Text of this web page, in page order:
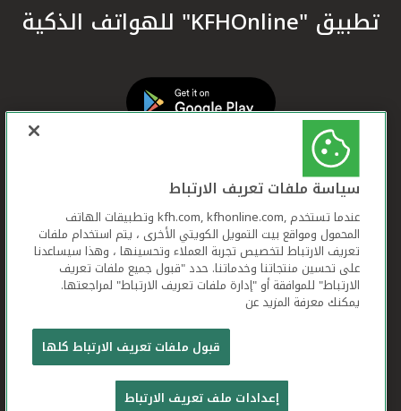
تطبيق "KFHOnline" للهواتف الذكية
بيت التمويل الكويتي جميع الحقوق محفوظة © 2026
شروط وأحكام استخدام الموقع الإلكتروني
تعريف الارتباط بيان الخصوصية
سياسة ملفات تعريف الارتباط
عندما تستخدم ,kfh.com, kfhonline.com وتطبيقات الهاتف
المحمول ومواقع بيت التمويل الكويتي الأخرى ، يتم استخدام ملفات
تعريف الارتباط لتخصيص تجربة العملاء وتحسينها ، وهذا سيساعدنا
على تحسين منتجاتنا وخدماتنا. حدد "قبول جميع ملفات تعريف
الارتباط" للموافقة أو "إدارة ملفات تعريف الارتباط" لمراجعتها.
يمكنك معرفة المزيد عن
قبول ملفات تعريف الارتباط كلها
إعدادات ملف تعريف الارتباط